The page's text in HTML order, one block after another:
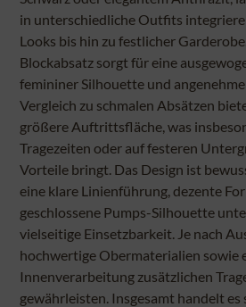
in unterschiedliche Outfits
Looks bis hin zu festlicher
Blockabsatz sorgt für eine
femininer Silhouette und
Vergleich zu schmalen Absätzen
größere Auftrittsfläche, was
Tragezeiten oder auf festeren
Vorteile bringt. Das Design ist
eine klare Linienführung, dezente
geschlossene Pumps-Silhouette
vielseitige Einsetzbarkeit. Je nach
hochwertige Obermaterialien sowie
Innenverarbeitung zusätzlichen
gewährleisten. Insgesamt handelt es